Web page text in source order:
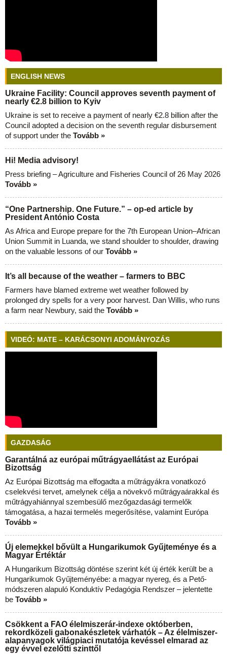
ENGLISH NEWS
Ukraine Facility: Council approves seventh payment of
nearly €2.8 billion to Kyiv
Ukraine is set to receive a payment of nearly €2.8 billion after the
Council adopted a decision on the seventh regular disbursement
of support under the Tovább »
Hi! Media advisory!
Press briefing – Agriculture and Fisheries Council of 26 May 2026
Tovább »
“One Partnership. One Future.” – op-ed article by
President António Costa
As Africa and Europe prepare for the 7th European Union–African
Union Summit in Luanda, we stand shoulder to shoulder, drawing
on the valuable lessons of our Tovább »
It’s all because of the weather – farmers to BBC
Farmers have blamed extreme wet weather followed by
prolonged dry spells for a very poor harvest. Dan Willis, who runs
a farm near Newbury, said the Tovább »
VIDEÓ: MATE – KARÁCSONYI ADOMÁNYOZÁS
GAZDASÁG
Garantálná az európai műtrágyaellátást az Európai
Bizottság
Az Európai Bizottság ma elfogadta a műtrágyákra vonatkozó
cselekvési tervet, amelynek célja a növekvő műtrágyaárakkal és
műtrágyahiánnyal szembesülő mezőgazdasági termelők
támogatása, a hazai termelés megerősítése, valamint Európa
Tovább »
Új elemekkel bővült a Hungarikumok Gyűjteménye és a
Magyar Értéktár
A Hungarikum Bizottság döntése szerint két új érték került be a
Hungarikumok Gyűjteményébe: a magyar nyereg, és a Pető-
módszeren alapuló Konduktív Pedagógia Rendszer – jelentette
be Tovább »
Csökkent a FAO élelmiszerár-indexe októberben,
rekordközeli gabonakészletek várhatók – Az élelmiszer-
alapanyagok világpiaci mutatója kevéssel elmarad az
egy évvel ezelőtti szinttől